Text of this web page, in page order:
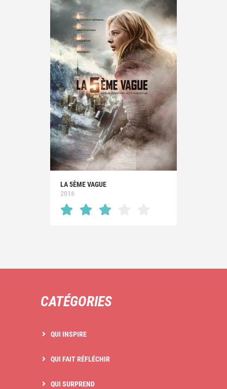
LA 5ÈME VAGUE
2016
CATÉGORIES
QUI INSPIRE
QUI FAIT RÉFLÉCHIR
QUI SURPREND